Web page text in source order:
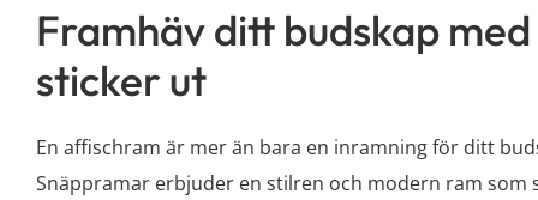
Framhäv ditt budskap
sticker ut
En affischram är mer än bara en inramning för ditt
Snäppramar erbjuder en stilren och modern ram